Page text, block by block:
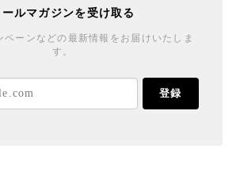
ールマガジンを受け取る
ペーンなどの最新情報をお届けいたしま
す。
登録